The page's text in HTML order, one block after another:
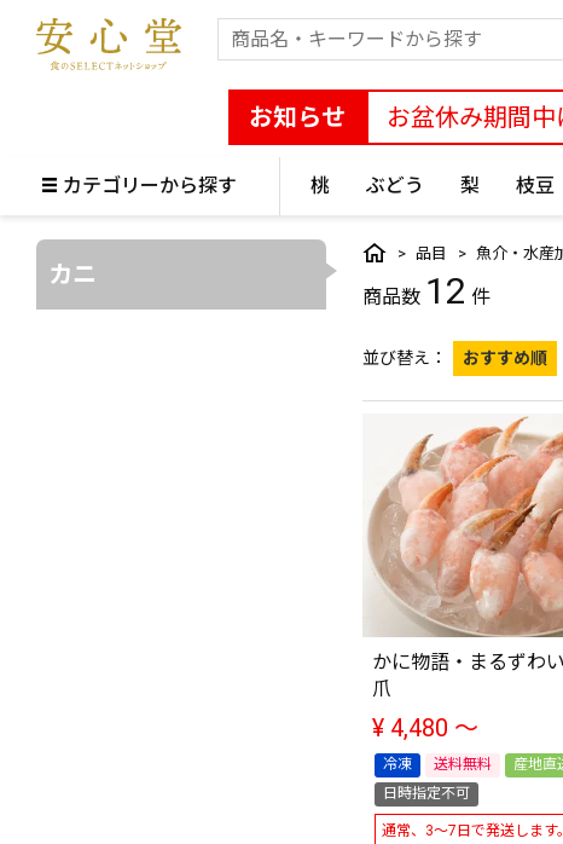
お知らせ お盆休み期間
カテゴリーから探す 桃 ぶどう 梨 枝豆
カニ
品目 魚介・水産
並び替え おすすめ順
12
かに物語・まるずわ
爪
¥ 4,480 〜
冷凍 送料無料
産地直
日時指定不可
通常、3～7日で発送します。